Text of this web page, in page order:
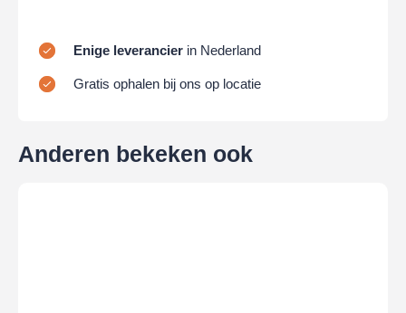
Technisch gegevensblad
Enige leverancierin Nederland
Gratis ophalen bij ons op locatie
Anderen bekeken ook